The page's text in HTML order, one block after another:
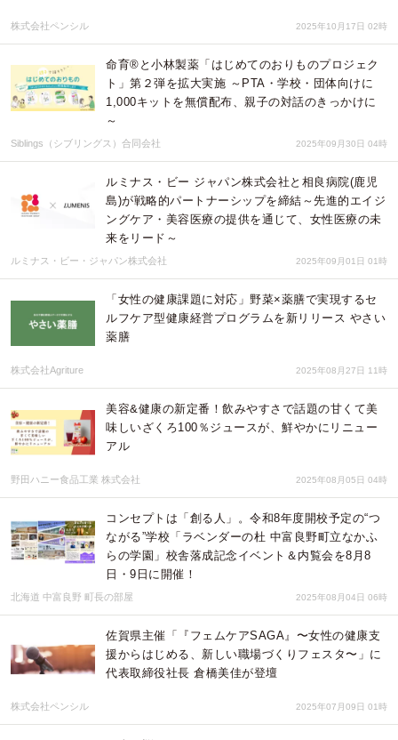
株式会社ペンシル 2025年10月17日 02時
命育®と小林製薬「はじめてのおりものプロジェク
ト」第２弾を拡大実施 ～PTA・学校・団体向けに
1,000キットを無償配布、親子の対話のきっかけに
～
Siblings（シブリングス）合同会社 2025年09月30日 04時
ルミナス・ビー ジャパン株式会社と相良病院(鹿児
島)が戦略的パートナーシップを締結～先進的エイジ
ングケア・美容医療の提供を通じて、女性医療の未
来をリード～
ルミナス・ビー・ジャパン株式会社 2025年09月01日 01時
「女性の健康課題に対応」野菜×薬膳で実現するセ
ルフケア型健康経営プログラムを新リリース やさい
薬膳
株式会社Agriture 2025年08月27日 11時
美容&健康の新定番！飲みやすさで話題の甘くて美
味しいざくろ100％ジュースが、鮮やかにリニュー
アル
野田ハニー食品工業 株式会社 2025年08月05日 04時
コンセプトは「創る人」。令和8年度開校予定の“つ
ながる”学校「ラベンダーの杜 中富良野町立なかふ
らの学園」校舎落成記念イベント＆内覧会を8月8
日・9日に開催！
北海道 中富良野 町長の部屋 2025年08月04日 06時
佐賀県主催「『フェムケアSAGA』〜女性の健康支
援からはじめる、新しい職場づくりフェスタ〜」に
代表取締役社長 倉橋美佳が登壇
株式会社ペンシル 2025年07月09日 01時